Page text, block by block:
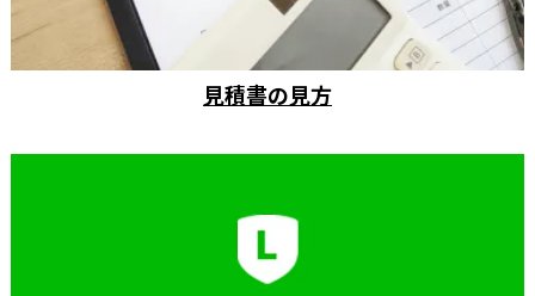
見積書の見方